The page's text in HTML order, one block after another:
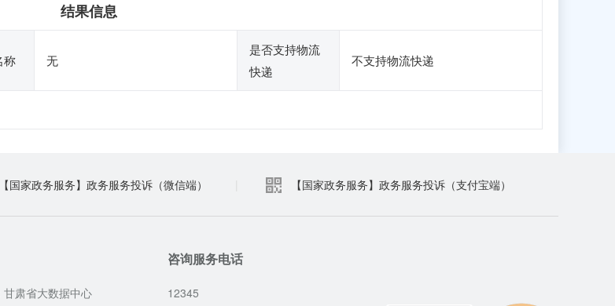
结果信息
称 无
是否支持物流
快递
不支持物流快递
【国家政务服务】政务服务投诉（微信端） 【国家政务服务】政务服务投诉（支付宝端）
甘肃省大数据中心
咨询服务电话
12345